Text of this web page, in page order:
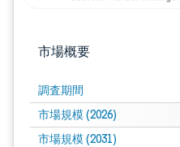
市場概要
調査期間
市場規模 (2026)
市場規模 (2031)